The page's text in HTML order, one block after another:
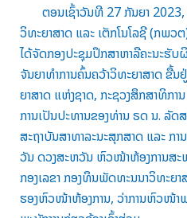
ຕອນເຊົ້າວັນທີ 27 ກັນຍາ 2023,
ວິທະຍາສາດ ແລະ ເຕັກໂນໂລຊີ (ກພວ
ໄດ້ຈັດກອງປະຊຸມປຶກສາຫາລືຄະນະຮັບ
ຈັນຍາທຳການຄົ້ນຄວ້າວິທະຍາສາດ ຂື້
ຍາສາດ ແຫ່ງຊາດ, ກະຊວງສຶກສາທິກ
ການເປັນປະທານຂອງທ່ານ ຣດ ນ.
ສະຖາບັນສາທາລະນະສຸກສາດ ແລະ
ວັນ ດວງສະຫວັນ ຫົວໜ້າຫ້ອງການສ
ກອງເລຂາ ກອງທຶນພັດທະນນາວິທະຍາ
ຮອງຫົວໜ້າຫ້ອງການ, ວ່າການຫົວໜ້